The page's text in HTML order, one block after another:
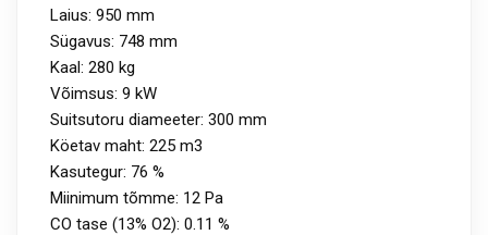
Laius: 950 mm
Sügavus: 748 mm
Kaal: 280 kg
Võimsus: 9 kW
Suitsutoru diameeter: 300 mm
Köetav maht: 225 m3
Kasutegur: 76 %
Miinimum tõmme: 12 Pa
CO tase (13% O2): 0.11 %